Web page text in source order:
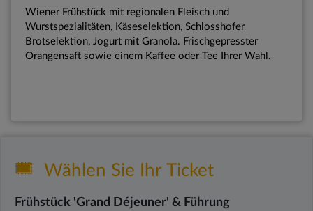
Wiener Frühstück mit regionalen Fleisch und
Wurstspezialitäten, Käseselektion, Schlosshofer
Brotselektion, Jogurt mit Granola. Frischgepresster
Orangensaft sowie einem Kaffee oder Tee Ihrer Wahl.
Wählen Sie Ihr Ticket
Frühstück 'Grand Déjeuner' & Führung